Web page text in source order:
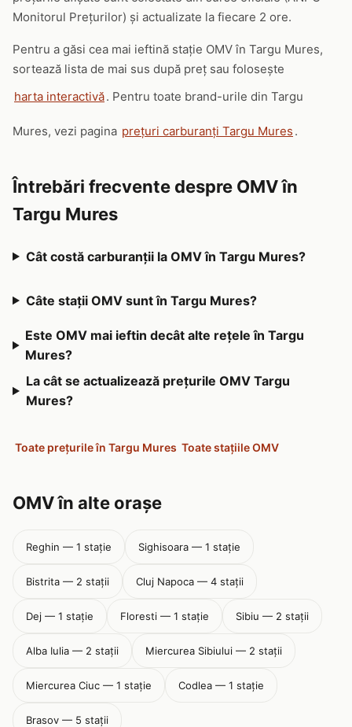
Monitorul Prețurilor) și actualizate la fiecare 2 ore.
Pentru a găsi cea mai ieftină stație OMV în Targu Mures,
sortează lista de mai sus după preț sau folosește
harta interactivă. Pentru toate brand-urile din Targu
Mures, vezi pagina prețuri carburanți Targu Mures .
Întrebări frecvente despre OMV în
Targu Mures
Cât costă carburanții la OMV în Targu Mures?
Câte stații OMV sunt în Targu Mures?
Este OMV mai ieftin decât alte rețele în Targu
Mures?
La cât se actualizează prețurile OMV Targu
Mures?
Toate prețurile în Targu Mures Toate stațiile OMV
OMV în alte orașe
Reghin — 1 stație Sighisoara — 1 stație
Bistrita — 2 stații Cluj Napoca — 4 stații
Dej — 1 stație Floresti — 1 stație Sibiu — 2 stații
Alba Iulia — 2 stații Miercurea Sibiului — 2 stații
Miercurea Ciuc — 1 stație Codlea — 1 stație
Brasov — 5 stații